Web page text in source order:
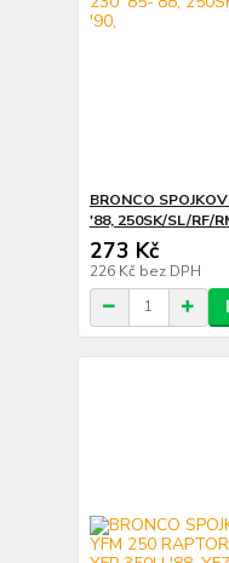
BRONCO
'88, 250SK/SL/RF/
273 Kč
226 Kč bez DPH